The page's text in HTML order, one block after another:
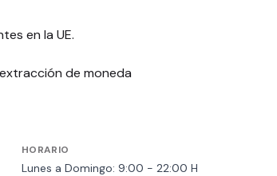
en la UE.
de moneda
HORARIO
Lunes a Domingo: 9:00 - 22:00 H